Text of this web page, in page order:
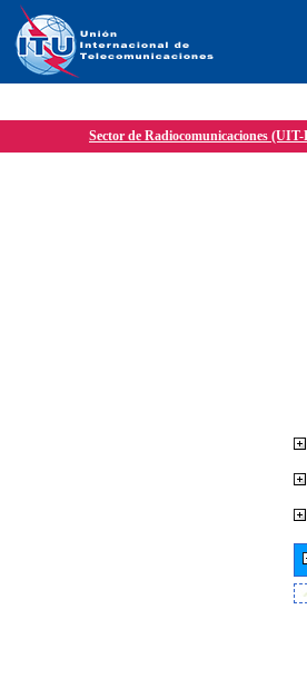
Sector de Radiocomunicaciones (UIT-